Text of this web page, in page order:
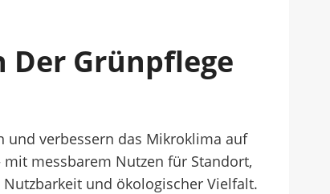
Grünpflege
und verbessern das Mikroklima auf
messbarem Nutzen für Standort,
und ökologischer Vielfalt.